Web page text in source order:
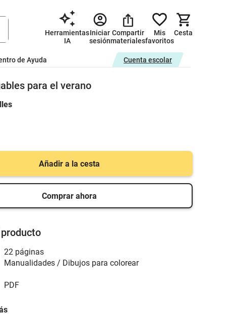
Herramientas
IA
Iniciar
sesión
Compartir
materiales
Mis
favoritos
Cesta
de Ayuda Cuenta escolar
para el verano
Añadir a la cesta
Comprar ahora
22 páginas
Manualidades / Dibujos para colorear
PDF